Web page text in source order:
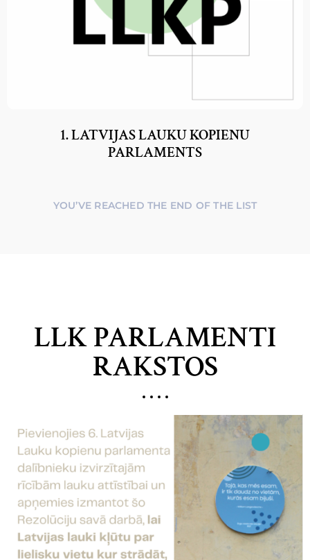
1. LATVIJAS LAUKU KOPIENU
PARLAMENTS
YOU’VE REACHED THE END OF THE LIST
LLK PARLAMENTI
RAKSTOS